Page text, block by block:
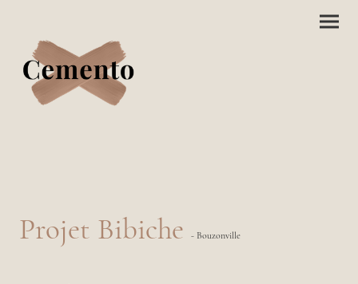
Projet Bibiche - Bouzonville